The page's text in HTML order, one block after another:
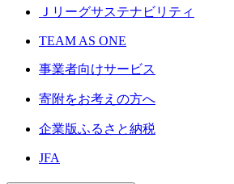
Ｊリーグサステナビリティ
TEAM AS ONE
事業者向けサービス
寄附をお考えの方へ
企業版ふるさと納税
JFA